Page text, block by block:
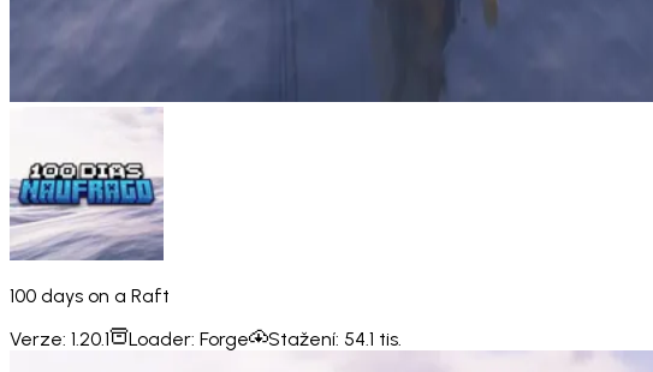
100 days on a Raft
Verze: 1.20.1 Loader: Forge Stažení: 54.1 tis.